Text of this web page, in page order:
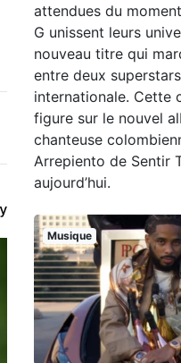
attendues du
G unissent leurs
nouveau titre qui
entre deux
internationale. Cette
figure sur le nouvel
chanteuse
Arrepiento de Sentir
aujourd’hui.
Musique